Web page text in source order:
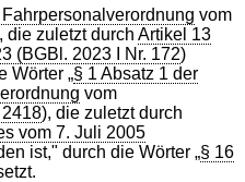
vom
die zuletzt durchArtikel 13
(BGBl. 2023 I Nr. 172)
Wörter „§ 1 Absatz 1 der
vom
2418), die zuletzt durch
vom 7. Juli 2005
ist," durch die Wörter „§ 16